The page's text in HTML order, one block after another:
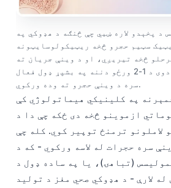
د پخېدو لاره ښیي چې څنګه د هډوکي په
سټیم حجرو څخه ریټیکولوسایټونه
څخه تیریږي، او د وینې جریان ته
خوشې کیږي چیرې چې دوی د 1-2 ورځو دننه په بشپړ ډول فعال
سره د وینې حجرو ته وده ورکوي.
په کلینیکي هیماتولوژي کې
ازموینو څخه دی ځکه چې دا د
لاملونو ترمنځ توپیر کوي. کله چې
سره حجرات له لاسه ورکوي - که د
(تباهۍ)، یا په ساده ډول د
لارې - د هډوکي صحي مغز د تولید